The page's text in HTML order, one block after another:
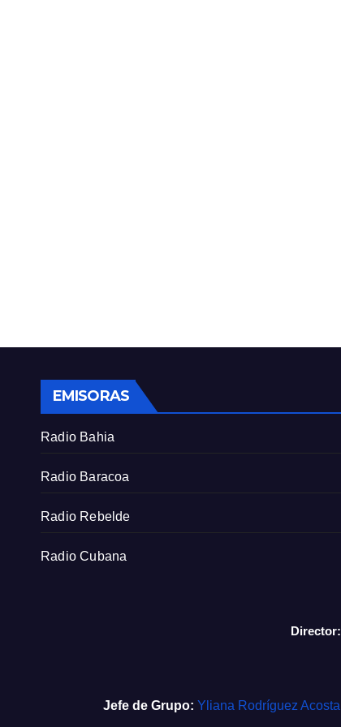
EMISORAS
Radio Bahia
Radio Baracoa
Radio Rebelde
Radio Cubana
Director:
Jefe de Grupo: Yliana Rodríguez Acosta